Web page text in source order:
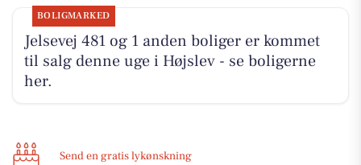
BOLIGMARKED
Jelsevej 481 og 1 anden boliger er kommet
til salg denne uge i Højslev - se boligerne
her.
Send en gratis lykønskning